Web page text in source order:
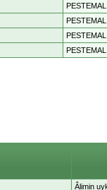
PESTEMAL
PESTEMAL
PESTEMAL
PESTEMAL
Âlimin